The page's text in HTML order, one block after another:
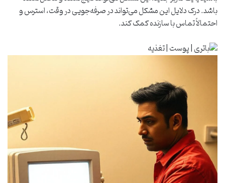
باشد. درک دلایل این مشکل می‌تواند در صرفه‌جویی در وقت، استرس و
احتمالاً تماس با سازنده کمک کند.